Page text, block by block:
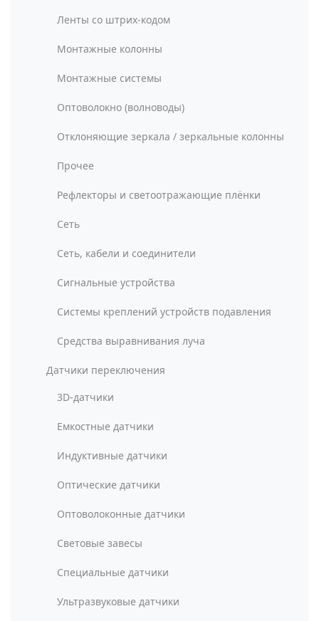
Ленты со штрих-кодом
Монтажные колонны
Монтажные системы
Оптоволокно (волноводы)
Отклоняющие зеркала / зеркальные колонны
Прочее
Рефлекторы и светоотражающие плёнки
Сеть
Сеть, кабели и соединители
Сигнальные устройства
Системы креплений устройств подавления
Средства выравнивания луча
Датчики переключения
3D-датчики
Емкостные датчики
Индуктивные датчики
Оптические датчики
Оптоволоконные датчики
Световые завесы
Специальные датчики
Ультразвуковые датчики